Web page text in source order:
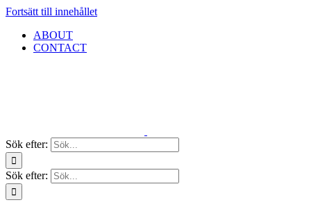
Fortsätt till innehållet
ABOUT
CONTACT
Sök efter:
Sök efter: